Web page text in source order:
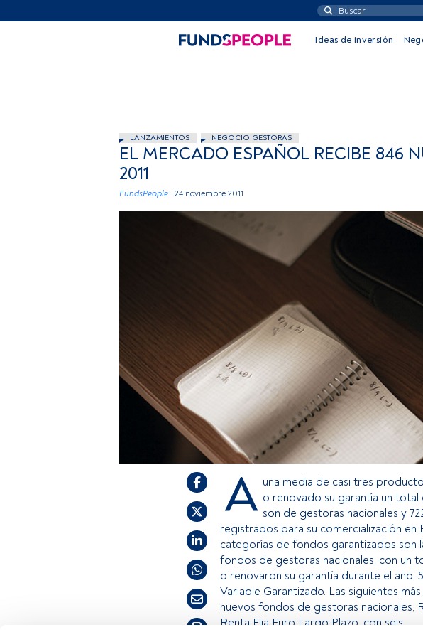
Ideas de inversión
LANZAMIENTOS NEGOCIO GESTORAS
EL MERCADO ESPAÑOL RECIBE 846
2011
FundsPeople . 24 noviembre 2011
A una media de casi tres
o renovado su garantía un
son de gestoras nacionales y
registrados para su comercialización en
categorías de fondos garantizados son
fondos de gestoras nacionales, con un
o renovaron su garantía durante el año,
Variable Garantizado. Las siguientes
nuevos fondos de gestoras nacionales,
Renta Fija Euro Largo Plazo, con seis.